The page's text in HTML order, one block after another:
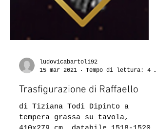
ludovicabartoli92
Trasfigurazione di Raffaello